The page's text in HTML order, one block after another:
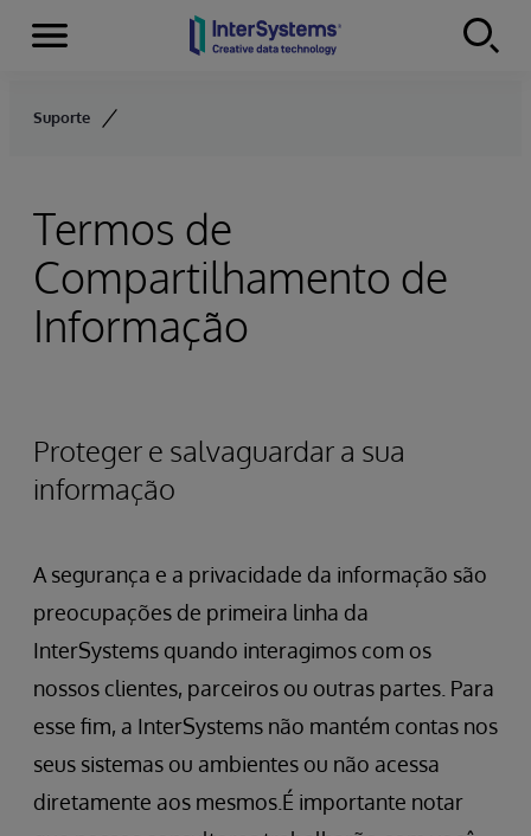
Skip to content
Menu
Suporte
Termos de
Compartilhamento de
Informação
Proteger e salvaguardar a sua
informação
A segurança e a privacidade da informação são
preocupações de primeira linha da
InterSystems quando interagimos com os
nossos clientes, parceiros ou outras partes. Para
esse fim, a InterSystems não mantém contas nos
seus sistemas ou ambientes ou não acessa
diretamente aos mesmos.É importante notar